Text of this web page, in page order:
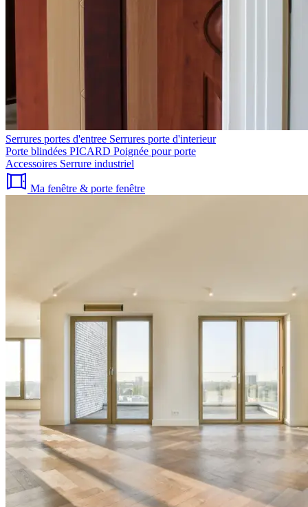
Serrures portes d'entree Serrures porte d'interieur
Porte blindées PICARD Poignée pour porte
Accessoires Serrure industriel
Ma fenêtre & porte fenêtre